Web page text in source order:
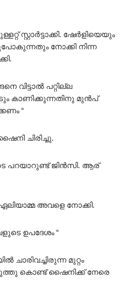
സ്റ്റാർട്ടാക്കി. ഷേർളിയെയും
നോക്കി നിന്ന
വിട്ടാൽ പറ്റില്ല
കാണിക്കുന്നതിനു മുൻപ്
“
ചിരിച്ചു.
പറയാറുണ്ട് ജിൻസി. ആര്
അവളെ നോക്കി.
ഉപദേശം “
ചാരിവച്ചിരുന്ന മുറ്റം
കൊണ്ട് ഷൈനിക്ക് നേരെ